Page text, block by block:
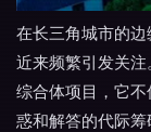
在长三角城市的边
近来频繁引发关
综合体项目，它
惑和解答的代际